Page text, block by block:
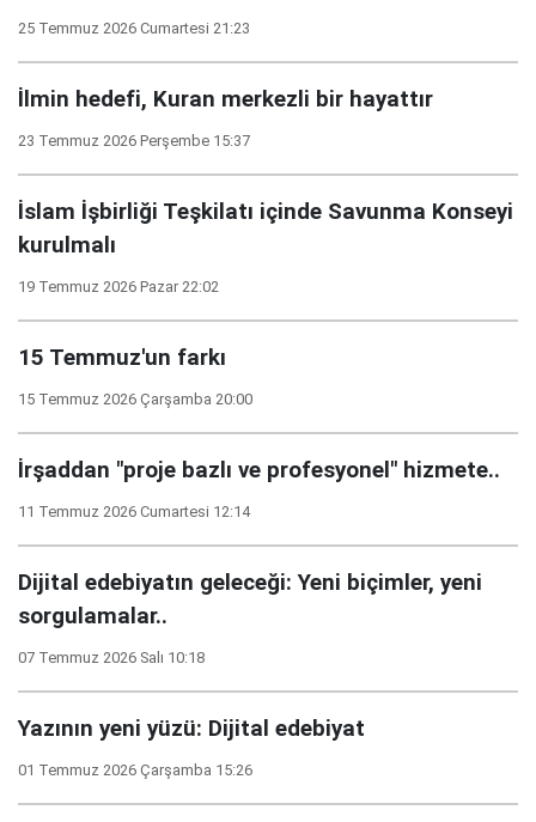
25 Temmuz 2026 Cumartesi 21:23
İlmin hedefi, Kuran merkezli bir hayattır
23 Temmuz 2026 Perşembe 15:37
İslam İşbirliği Teşkilatı içinde Savunma Konseyi
kurulmalı
19 Temmuz 2026 Pazar 22:02
15 Temmuz'un farkı
15 Temmuz 2026 Çarşamba 20:00
İrşaddan "proje bazlı ve profesyonel" hizmete..
11 Temmuz 2026 Cumartesi 12:14
Dijital edebiyatın geleceği: Yeni biçimler, yeni
sorgulamalar..
07 Temmuz 2026 Salı 10:18
Yazının yeni yüzü: Dijital edebiyat
01 Temmuz 2026 Çarşamba 15:26